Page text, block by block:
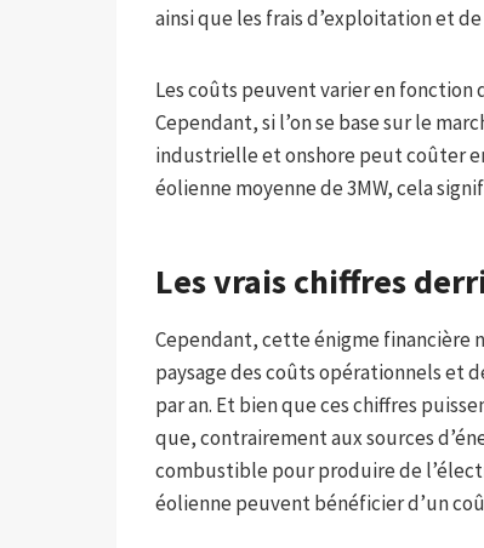
ainsi que les frais d’exploitation et
Les coûts peuvent varier en fonction
Cependant, si l’on se base sur le
industrielle et onshore peut coûter
éolienne moyenne de 3MW, cela
Les vrais chiffres
Cependant, cette énigme financière
paysage des coûts opérationnels et
par an. Et bien que ces chiffres
que, contrairement aux sources
combustible pour produire de
éolienne peuvent bénéficier d’un